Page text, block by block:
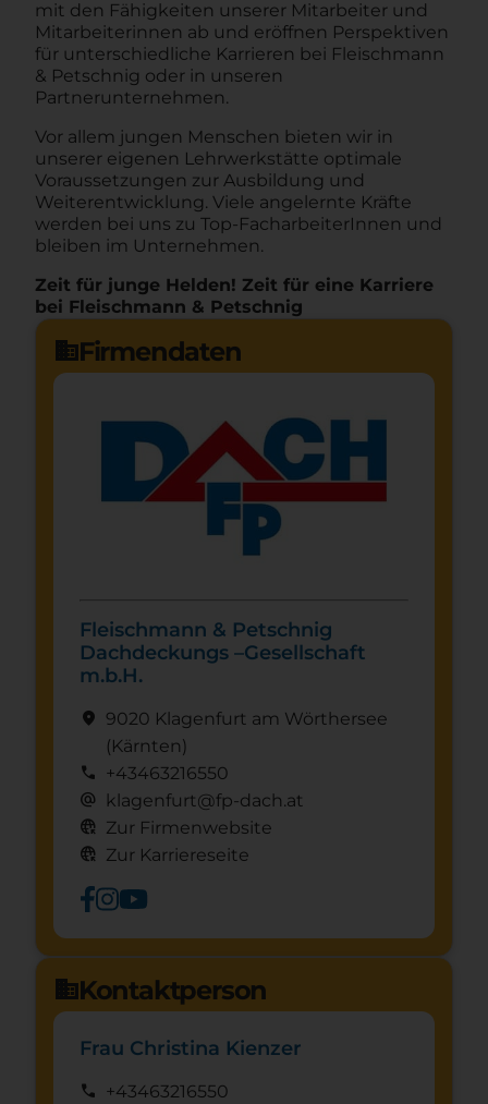
mit den Fähigkeiten unserer Mitarbeiter und
Mitarbeiterinnen ab und eröffnen Perspektiven
für unterschiedliche Karrieren bei Fleischmann
& Petschnig oder in unseren
Partnerunternehmen.
Vor allem jungen Menschen bieten wir in
unserer eigenen Lehrwerkstätte optimale
Voraussetzungen zur Ausbildung und
Weiterentwicklung. Viele angelernte Kräfte
werden bei uns zu Top-FacharbeiterInnen und
bleiben im Unternehmen.
Zeit für junge Helden! Zeit für eine Karriere
bei Fleischmann & Petschnig
domainFirmendaten
Fleischmann & Petschnig
Dachdeckungs –Gesellschaft
m.b.H.
location_on 9020 Klagenfurt am Wörthersee
(Kärnten)
call +43463216550
alternate_email klagenfurt@fp-dach.at
captive_portal Zur Firmenwebsite
captive_portal Zur Karriereseite
domainKontaktperson
Frau Christina Kienzer
call +43463216550